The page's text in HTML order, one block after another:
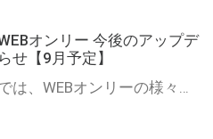
オンリー 今後のアップデ
せ【9月予定】
とらのあなでは、WEBオンリーの様々な支援を実施しています。 今回は2021年9月に実装を予定しているアップデート情報についてご紹介いたします。 とらのあなWEBオンリーサイトはこちら